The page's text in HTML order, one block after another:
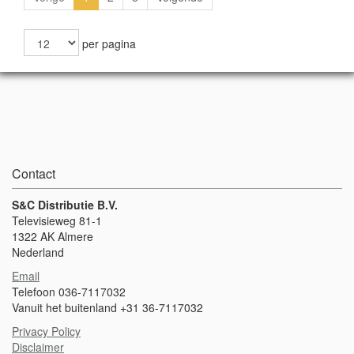
voor een watertemperatuur boven de 17° graden Celsius. Voor het
per pagina
Contact
S&C Distributie B.V.
Televisieweg 81-1
1322 AK Almere
Nederland
Email
Telefoon 036-7117032
Vanuit het buitenland +31 36-7117032
Privacy Policy
Disclaimer